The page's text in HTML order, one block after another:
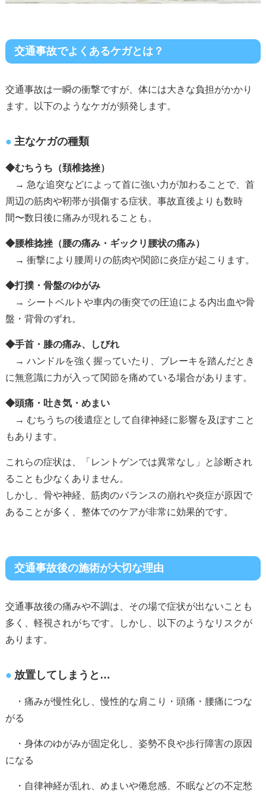
交通事故でよくあるケガとは？
交通事故は一瞬の衝撃ですが、体には大きな負担がかかり
ます。以下のようなケガが頻発します。
主なケガの種類
◆むちうち（頚椎捻挫）
→ 急な追突などによって首に強い力が加わることで、首
周辺の筋肉や靭帯が損傷する症状。事故直後よりも数時
間〜数日後に痛みが現れることも。
◆腰椎捻挫（腰の痛み・ギックリ腰状の痛み）
→ 衝撃により腰周りの筋肉や関節に炎症が起こります。
◆打撲・骨盤のゆがみ
→ シートベルトや車内の衝突での圧迫による内出血や骨
盤・背骨のずれ。
◆手首・膝の痛み、しびれ
→ ハンドルを強く握っていたり、ブレーキを踏んだとき
に無意識に力が入って関節を痛めている場合があります。
◆頭痛・吐き気・めまい
→ むちうちの後遺症として自律神経に影響を及ぼすこと
もあります。
これらの症状は、「レントゲンでは異常なし」と診断され
ることも少なくありません。
しかし、骨や神経、筋肉のバランスの崩れや炎症が原因で
あることが多く、整体でのケアが非常に効果的です。
交通事故後の施術が大切な理由
交通事故後の痛みや不調は、その場で症状が出ないことも
多く、軽視されがちです。しかし、以下のようなリスクが
あります。
放置してしまうと…
・痛みが慢性化し、慢性的な肩こり・頭痛・腰痛につな
がる
・身体のゆがみが固定化し、姿勢不良や歩行障害の原因
になる
・自律神経が乱れ、めまいや倦怠感、不眠などの不定愁